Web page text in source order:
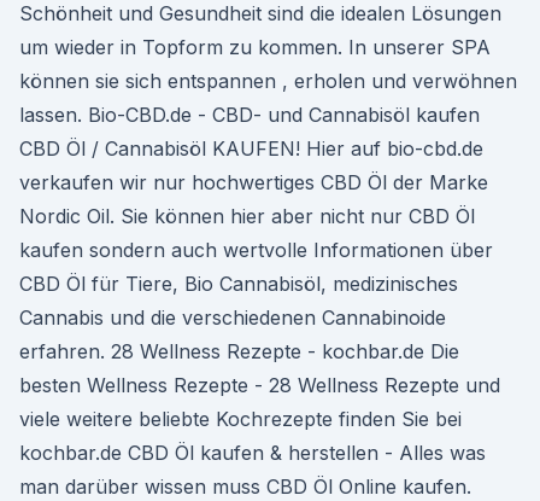
Schönheit und Gesundheit sind die idealen Lösungen
um wieder in Topform zu kommen. In unserer SPA
können sie sich entspannen , erholen und verwöhnen
lassen. Bio-CBD.de - CBD- und Cannabisöl kaufen
CBD Öl / Cannabisöl KAUFEN! Hier auf bio-cbd.de
verkaufen wir nur hochwertiges CBD Öl der Marke
Nordic Oil. Sie können hier aber nicht nur CBD Öl
kaufen sondern auch wertvolle Informationen über
CBD Öl für Tiere, Bio Cannabisöl, medizinisches
Cannabis und die verschiedenen Cannabinoide
erfahren. 28 Wellness Rezepte - kochbar.de Die
besten Wellness Rezepte - 28 Wellness Rezepte und
viele weitere beliebte Kochrezepte finden Sie bei
kochbar.de CBD Öl kaufen & herstellen - Alles was
man darüber wissen muss CBD Öl Online kaufen.